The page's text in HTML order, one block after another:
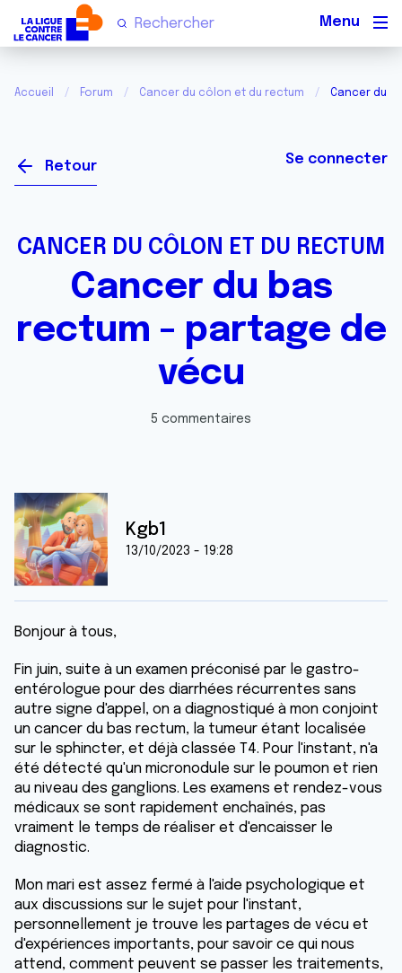
Accueil Forum Cancer du côlon et du rectum Cancer du
Retour Se connecter
CANCER DU CÔLON ET DU RECTUM
Cancer du bas
rectum - partage de
vécu
5 commentaires
Kgb1
13/10/2023 - 19:28
Bonjour à tous,
Fin juin, suite à un examen préconisé par le gastro-
entérologue pour des diarrhées récurrentes sans
autre signe d'appel, on a diagnostiqué à mon conjoint
un cancer du bas rectum, la tumeur étant localisée
sur le sphincter, et déjà classée T4. Pour l'instant, n'a
été détecté qu'un micronodule sur le poumon et rien
au niveau des ganglions. Les examens et rendez-vous
médicaux se sont rapidement enchaînés, pas
vraiment le temps de réaliser et d'encaisser le
diagnostic.
Mon mari est assez fermé à l'aide psychologique et
aux discussions sur le sujet pour l'instant,
personnellement je trouve les partages de vécu et
d'expériences importants, pour savoir ce qui nous
attend, comment peuvent se passer les traitements,